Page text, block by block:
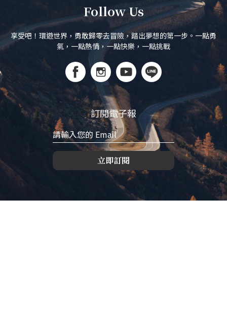
Follow Us
享受吧！環遊世界，勇敢歸零去冒險，踏出夢想的第一步。一點勇
氣，一點熱情，一點快樂，一點挑戰
訂閱電子報
立即訂閱